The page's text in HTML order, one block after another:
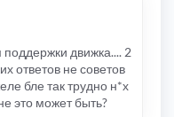
движка.... 2
ответов не советов
бле так трудно н*х
это может быть?